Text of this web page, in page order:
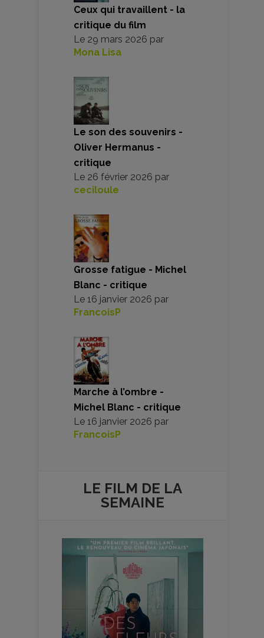
Ceux qui travaillent - la
critique du film
Le 29 mars 2026 par
Mona Lisa
Le son des souvenirs -
Oliver Hermanus -
critique
Le 26 février 2026 par
ceciloule
Grosse fatigue - Michel
Blanc - critique
Le 16 janvier 2026 par
FrancoisP
Marche à l’ombre -
Michel Blanc - critique
Le 16 janvier 2026 par
FrancoisP
LE FILM DE LA
SEMAINE